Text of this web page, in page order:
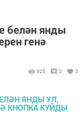
белән янды
генә
925 0 0